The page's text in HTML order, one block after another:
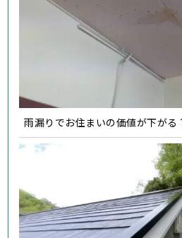
雨漏りでお住まいの価値が下がる